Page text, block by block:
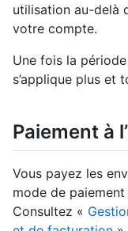
utilisation au-delà
votre compte.
Une fois la
s’applique plus et
Paiement à
Vous payez les
mode de
Consultez «